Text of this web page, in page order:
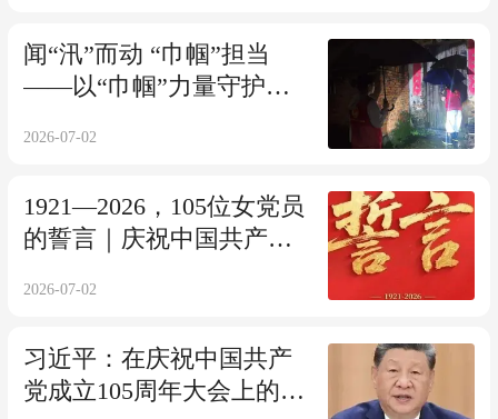
闻“汛”而动 “巾帼”担当
——以“巾帼”力量守护家
2026-07-02
1921—2026，105位女党员
的誓言｜庆祝中国共产党
2026-07-02
习近平：在庆祝中国共产
党成立105周年大会上的讲